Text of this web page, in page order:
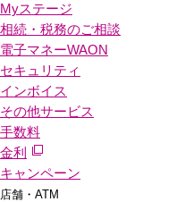
Myステージ
相続・税務のご相談
電子マネーWAON
セキュリティ
インボイス
その他サービス
手数料
金利
キャンペーン
店舗・ATM